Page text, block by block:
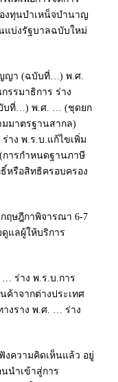
งทุนบำเหน็จบำนาญ
แบ่งรัฐบาลฉบับใหม่
ญา (ฉบับที่…) พ.ศ.
รรมาธิการ ร่าง
บที่…) พ.ศ. … (ชุดยก
มาตรฐานสากล)
าง พ.ร.บ.แก้ไขเพิ่ม
ารกำหนดฐานภาษี
หรือสิทธิครอบครอง
ฤษฎีกาพิจารณา 6-7
แลผู้ให้บริการ
ร่าง พ.ร.บ.การ
าจากต่างประเทศ
งราง พ.ศ. … ร่าง
งความคิดเห็นแล้ว อยู่
นำเข้าสู่การ